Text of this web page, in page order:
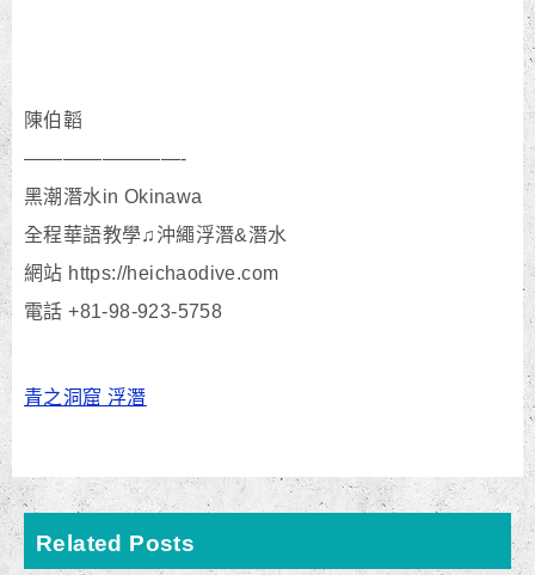
陳伯韜
————————-
黑潮潛水in Okinawa
全程華語教學♫沖繩浮潛&潛水
網站 https://heichaodive.com
電話 +81-98-923-5758
青之洞窟 浮潛
Related Posts